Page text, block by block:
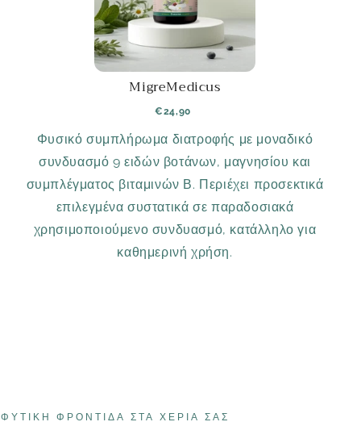
MigreMedicus
€24,90
Φυσικό συμπλήρωμα διατροφής με μοναδικό
συνδυασμό 9 ειδών βοτάνων, μαγνησίου και
συμπλέγματος βιταμινών Β. Περιέχει προσεκτικά
επιλεγμένα συστατικά σε παραδοσιακά
χρησιμοποιούμενο συνδυασμό, κατάλληλο για
καθημερινή χρήση.
ΦΥΤΙΚΉ ΦΡΟΝΤΊΔΑ ΣΤΑ ΧΈΡΙΑ ΣΑΣ